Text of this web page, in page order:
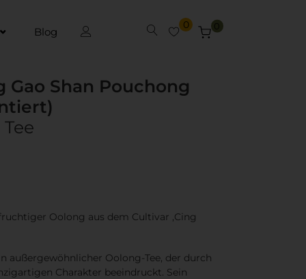
Blog
0
Gao Shan Pouchong
Oolong aus dem Cultivar ‚Cing
außergewöhnlicher Oolong-Tee, der durch
Charakter beeindruckt. Sein